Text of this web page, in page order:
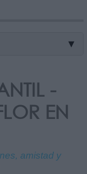
▼
-
EN
amistad y